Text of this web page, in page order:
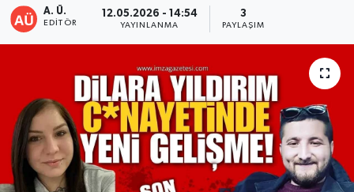
A. Ü.
EDITÖR
12.05.2026 - 14:54
YAYINLANMA
3
PAYLAŞIM
DEVREK
EREĞLİ
GÖKÇEBEY
KARABÜK